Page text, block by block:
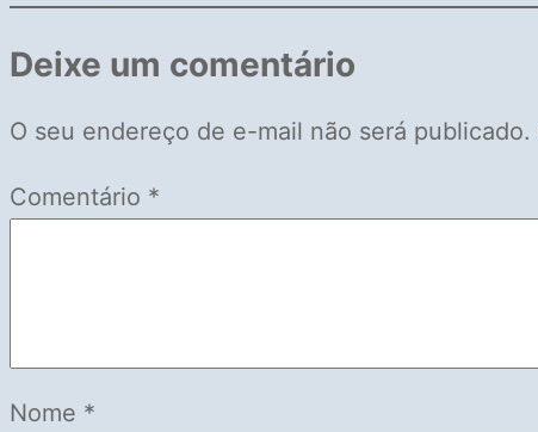
Deixe um comentário
O seu endereço de e-mail não será publicado.
Comentário *
Nome *